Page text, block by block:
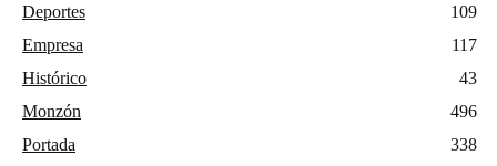
Deportes
109
Empresa
117
Histórico
43
Monzón
496
Portada
338